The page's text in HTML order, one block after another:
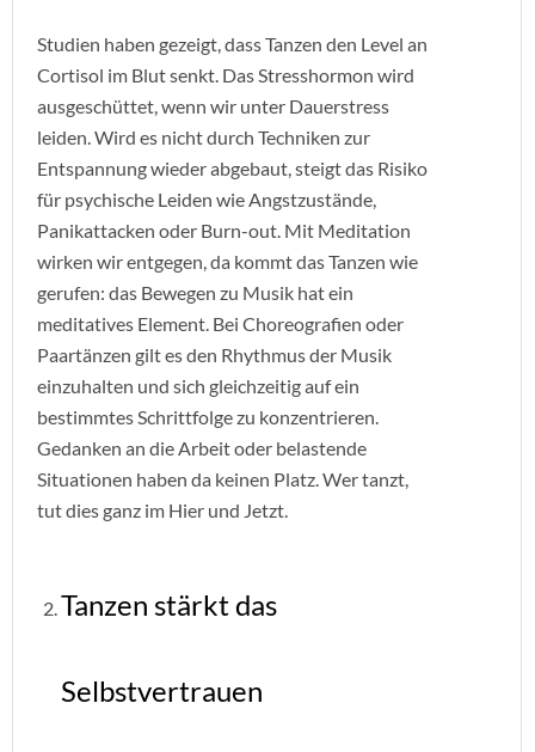
Studien haben gezeigt, dass Tanzen den Level an
Cortisol im Blut senkt. Das Stresshormon wird
ausgeschüttet, wenn wir unter Dauerstress
leiden. Wird es nicht durch Techniken zur
Entspannung wieder abgebaut, steigt das Risiko
für psychische Leiden wie Angstzustände,
Panikattacken oder Burn-out. Mit Meditation
wirken wir entgegen, da kommt das Tanzen wie
gerufen: das Bewegen zu Musik hat ein
meditatives Element. Bei Choreografien oder
Paartänzen gilt es den Rhythmus der Musik
einzuhalten und sich gleichzeitig auf ein
bestimmtes Schrittfolge zu konzentrieren.
Gedanken an die Arbeit oder belastende
Situationen haben da keinen Platz. Wer tanzt,
tut dies ganz im Hier und Jetzt.
Tanzen stärkt das
Selbstvertrauen